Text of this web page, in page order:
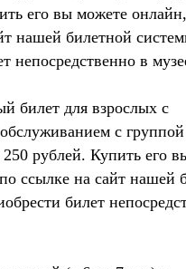
его вы можете
нашей билетной
непосредственно в
билет для взрослых с
с
250 рублей. Купить его
ссылке на сайт нашей
билет